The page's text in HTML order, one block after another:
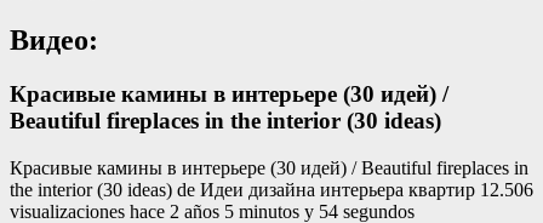
Видео:
Красивые камины в интерьере (30 идей) /
Beautiful fireplaces in the interior (30 ideas)
Красивые камины в интерьере (30 идей) / Beautiful fireplaces in
the interior (30 ideas) de Идеи дизайна интерьера квартир 12.506
visualizaciones hace 2 años 5 minutos y 54 segundos